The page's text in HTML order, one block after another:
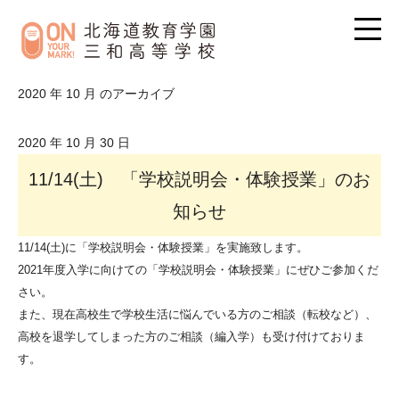
2020 年 10 月 のアーカイブ
2020 年 10 月 30 日
11/14(土) 「学校説明会・体験授業」のお
知らせ
11/14(土)に「学校説明会・体験授業」を実施致します。
2021年度入学に向けての「学校説明会・体験授業」にぜひご参加くだ
さい。
また、現在高校生で学校生活に悩んでいる方のご相談（転校など）、
高校を退学してしまった方のご相談（編入学）も受け付けておりま
す。